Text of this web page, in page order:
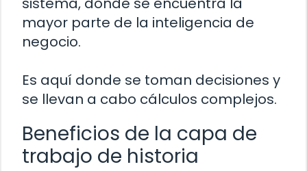
mayor parte de la inteligencia de
negocio.
Es aquí donde se toman decisiones y
se llevan a cabo cálculos complejos.
Beneficios de la capa de
trabajo de historia